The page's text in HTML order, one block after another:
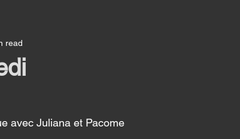
read
avec Juliana et Pacome